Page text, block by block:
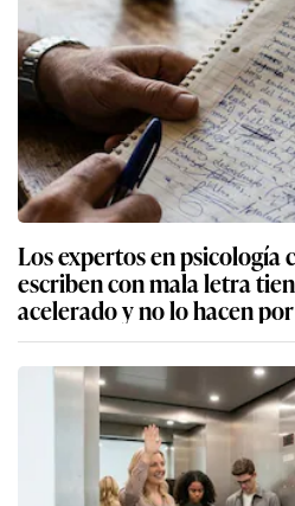
Los expertos en psicología
escriben con mala letra
acelerado y no lo hacen